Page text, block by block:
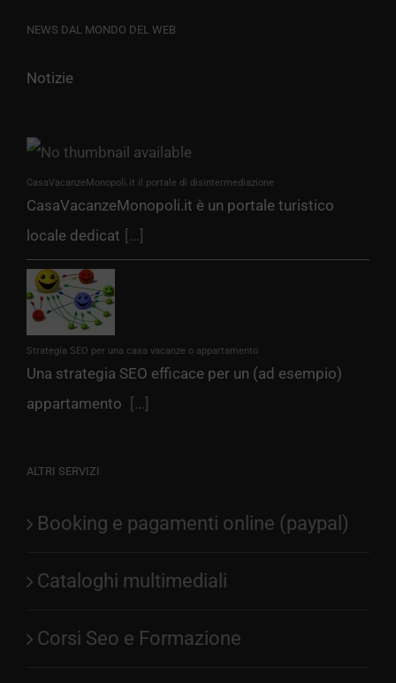
NEWS DAL MONDO DEL WEB
Notizie
CasaVacanzeMonopoli.it il portale di disintermediazione
CasaVacanzeMonopoli.it è un portale turistico
locale dedicat [...]
Strategia SEO per una casa vacanze o appartamento
Una strategia SEO efficace per un (ad esempio)
appartamento
[...]
ALTRI SERVIZI
Booking e pagamenti online (paypal)
Cataloghi multimediali
Corsi Seo e Formazione